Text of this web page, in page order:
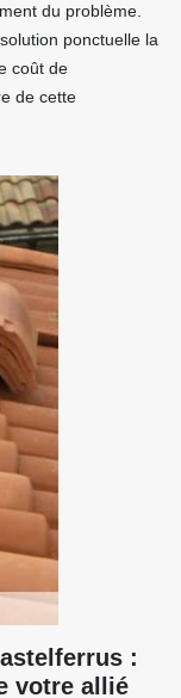
du problème.
ponctuelle la
coût de
de cette
:
votre allié